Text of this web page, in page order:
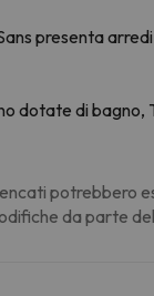
presenta
dotate di bagno,
potrebbero
da parte